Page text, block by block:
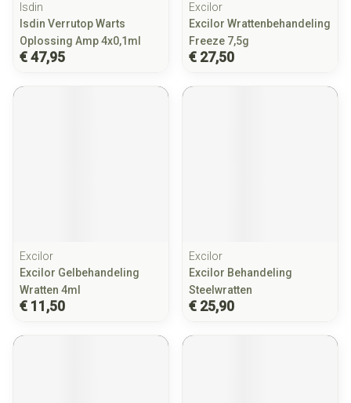
Isdin
Isdin Verrutop Warts
Oplossing Amp 4x0,1ml
€ 47,95
Excilor
Excilor Wrattenbehandeling
Freeze 7,5g
€ 27,50
Excilor
Excilor Gelbehandeling
Wratten 4ml
€ 11,50
Excilor
Excilor Behandeling
Steelwratten
€ 25,90